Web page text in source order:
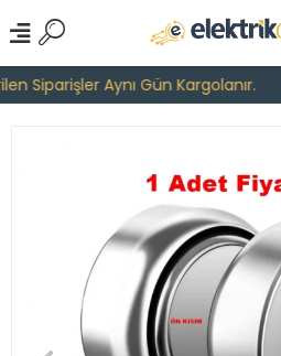
Siparişler Aynı Gün Kargolanır.